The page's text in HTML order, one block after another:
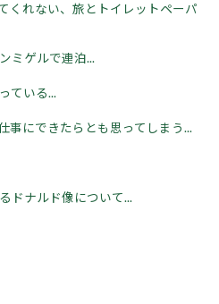
くれない、旅とトイレットペーパ
ミゲルで連泊...
ている...
事にできたらとも思ってしまう...
ドナルド像について...